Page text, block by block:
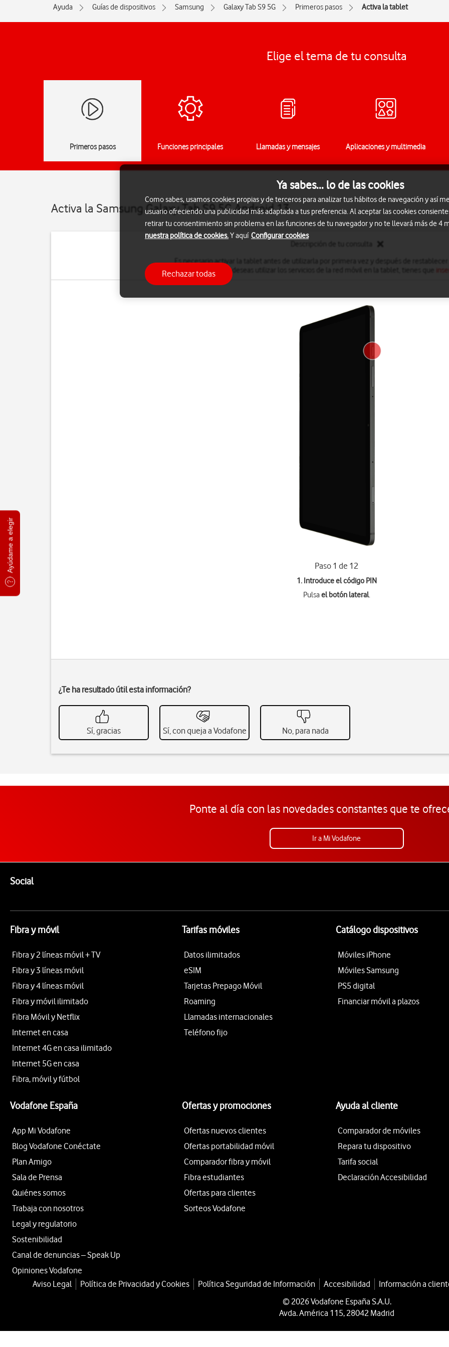
Ayúdame a elegir
Ayuda Guías de dispositivos Samsung Galaxy Tab S9 5G Primeros pasos Activa la tablet
Elige el tema de tu consulta
Primeros pasos Funciones principales Llamadas y mensajes Aplicaciones y multimedia
Activa la Samsung Galaxy Tab S9 5G Android 13
Es necesario activar la tablet antes de utilizarla por primera vez y después de
predeterminada. Si deseas utilizar los servicios de la red móvil en la tablet, tienes que
Paso 1 de 12
1. Introduce el código PIN
Pulsael botón lateral.
¿Te ha resultado útil esta información?
Sí, gracias Sí, con queja a Vodafone No, para nada
Ponte al día con las novedades constantes que te
Ir a Mi Vodafone
SocialEnlaces a las redes sociales de Vodafone
Fibra y móvil
Fibra y 2 líneas móvil + TV
Fibra y 3 líneas móvil
Fibra y 4 líneas móvil
Fibra y móvil ilimitado
Fibra Móvil y Netflix
Internet en casa
Internet 4G en casa ilimitado
Internet 5G en casa
Fibra, móvil y fútbol
Tarifas móviles
Datos ilimitados
eSIM
Tarjetas Prepago Móvil
Roaming
Llamadas internacionales
Teléfono fijo
Catálogo dispositivos
Móviles iPhone
Móviles Samsung
PS5 digital
Financiar móvil a plazos
Vodafone España
App Mi Vodafone
Blog Vodafone Conéctate
Plan Amigo
Sala de Prensa
Quiénes somos
Trabaja con nosotros
Legal y regulatorio
Sostenibilidad
Canal de denuncias – Speak Up
Opiniones Vodafone
Ofertas y promociones
Ofertas nuevos clientes
Ofertas portabilidad móvil
Comparador fibra y móvil
Fibra estudiantes
Ofertas para clientes
Sorteos Vodafone
Ayuda al cliente
Comparador de móviles
Repara tu dispositivo
Tarifa social
Declaración Accesibilidad
Aviso Legal Política de Privacidad y Cookies Política Seguridad de Información Accesibilidad Información a
© 2026 Vodafone España S.A.U.
Avda. América 115, 28042 Madrid
Ya sabes... lo de las cookies
Como sabes, usamos cookies propias y de terceros para analizar tus hábitos de navegación y así
usuario ofreciendo una publicidad más adaptada a tus preferencia. Al aceptar las cookies
retirar tu consentimiento sin problema en las funciones de tu navegador y no te llevará más de 4
nuestra política de cookies.Y aquí Configurar cookies
Rechazar todas